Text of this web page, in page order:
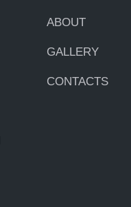
ABOUT
GALLERY
CONTACTS